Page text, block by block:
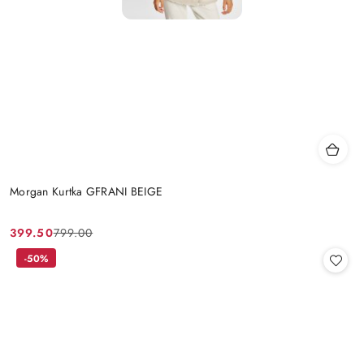
Morgan Kurtka GFRANI BEIGE
Cena
promocyjna:
399.50
Cena
przed
799.00
-50%